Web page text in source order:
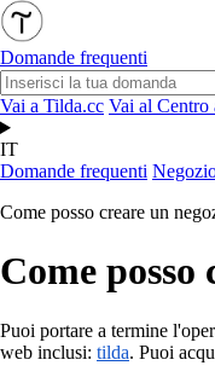
Domande frequenti
Vai a Tilda.cc Vai al Centro
IT
Domande frequenti
Come posso creare un
Come
Puoi portare a termine
web inclusi: tilda. Puoi